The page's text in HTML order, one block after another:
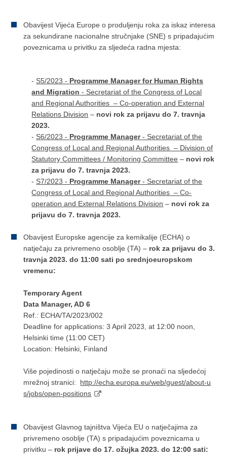
Obavijest Vijeća Europe o produljenju roka za iskaz interesa
za sekundirane nacionalne stručnjake (SNE) s pripadajućim
poveznicama u privitku za sljedeća radna mjesta:
- S5/2023 - Programme Manager for Human Rights
and Migration - Secretariat of the Congress of Local
and Regional Authorities – Co-operation and External
Relations Division – novi rok za prijavu do 7. travnja
2023.
- S6/2023 - Programme Manager- Secretariat of the
Congress of Local and Regional Authorities – Division of
Statutory Committees / Monitoring Committee – novi rok
za prijavu do 7. travnja 2023.
- S7/2023 - Programme Manager- Secretariat of the
Congress of Local and Regional Authorities – Co-
operation and External Relations Division – novi rok za
prijavu do 7. travnja 2023.
Obavijest Europske agencije za kemikalije (ECHA) o
natječaju za privremeno osoblje (TA) – rok za prijavu do 3.
travnja 2023. do 11:00 sati po srednjoeuropskom
vremenu:
Temporary Agent
Data Manager, AD 6
Ref.: ECHA/TA/2023/002
Deadline for applications: 3 April 2023, at 12:00 noon,
Helsinki time (11:00 CET)
Location: Helsinki, Finland
Više pojedinosti o natječaju može se pronaći na sljedećoj
mrežnoj stranici: http://echa.europa.eu/web/guest/about-u
s/jobs/open-positions
Obavijest Glavnog tajništva Vijeća EU o natječajima za
privremeno osoblje (TA) s pripadajućim poveznicama u
privitku – rok prijave do 17. ožujka 2023. do 12:00 sati: